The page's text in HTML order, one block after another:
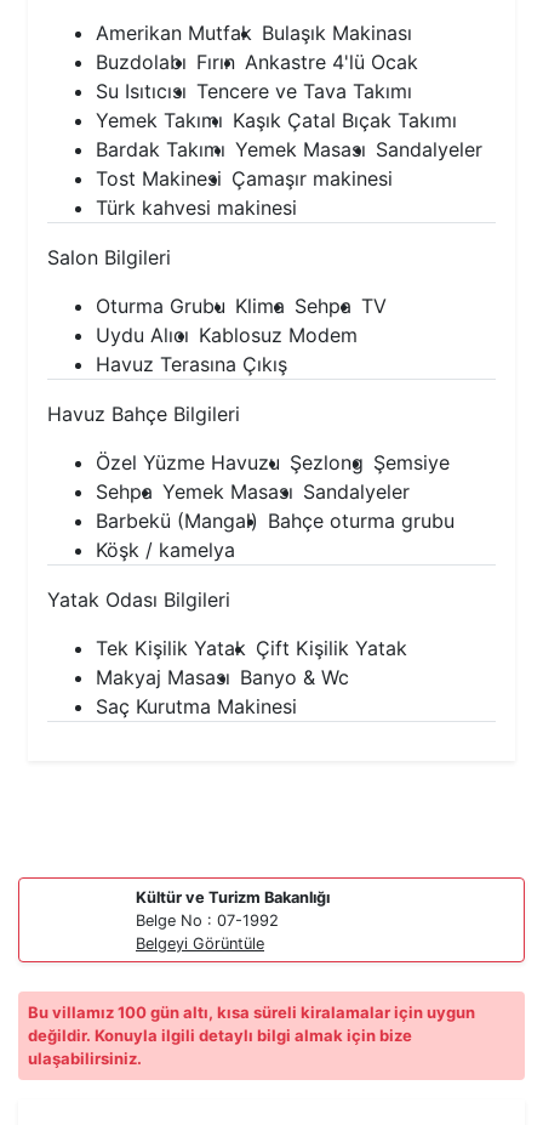
Amerikan Mutfak Bulaşık Makinası
Buzdolabı Fırın Ankastre 4'lü Ocak
Su Isıtıcısı Tencere ve Tava Takımı
Yemek Takımı Kaşık Çatal Bıçak Takımı
Bardak Takımı Yemek Masası Sandalyeler
Tost Makinesi Çamaşır makinesi
Türk kahvesi makinesi
Salon Bilgileri
Oturma Grubu Klima Sehpa TV
Uydu Alıcı Kablosuz Modem
Havuz Terasına Çıkış
Havuz Bahçe Bilgileri
Özel Yüzme Havuzu Şezlong Şemsiye
Sehpa Yemek Masası Sandalyeler
Barbekü (Mangal) Bahçe oturma grubu
Köşk / kamelya
Yatak Odası Bilgileri
Tek Kişilik Yatak Çift Kişilik Yatak
Makyaj Masası Banyo & Wc
Saç Kurutma Makinesi
Kültür ve Turizm Bakanlığı
Belge No : 07-1992
Belgeyi Görüntüle
Bu villamız 100 gün altı, kısa süreli kiralamalar için uygun
değildir. Konuyla ilgili detaylı bilgi almak için bize
ulaşabilirsiniz.